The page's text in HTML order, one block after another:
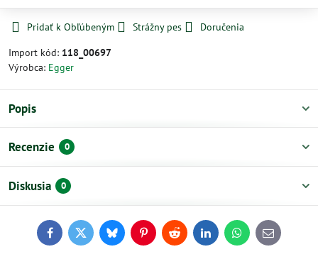
Pridať k Obľúbeným Strážny pes
Doručenia
Import kód: 118_00697
Výrobca: Egger
Popis
Recenzie 0
Diskusia 0
FacebookTwitterBlueskyPinterestReddit LinkedInWhatsApp
E-
mail